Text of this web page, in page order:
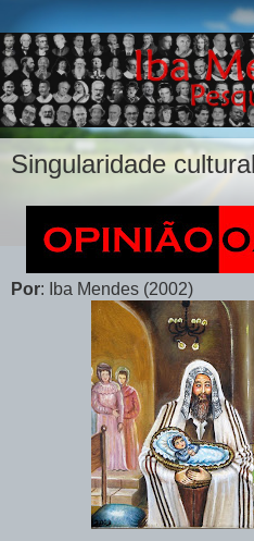
Singularidade
Por: Iba Mendes (2002)